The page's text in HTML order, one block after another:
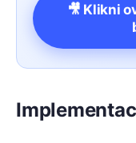
🎥 Klikni